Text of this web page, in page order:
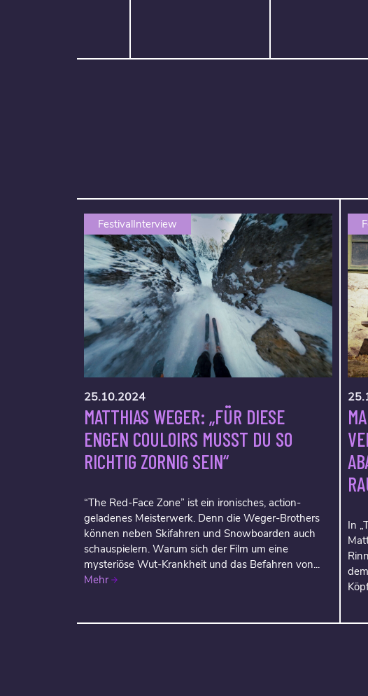
FestivalInterview
25.10.2024
MATTHIAS WEGER: „FÜR DIESE
ENGEN COULOIRS MUSST DU SO
RICHTIG ZORNIG SEIN“
“The Red-Face Zone” ist ein ironisches, action-
geladenes Meisterwerk. Denn die Weger-Brothers
können neben Skifahren und Snowboarden auch
schauspielern. Warum sich der Film um eine
mysteriöse Wut-Krankheit und das Befahren von...
Mehr
In